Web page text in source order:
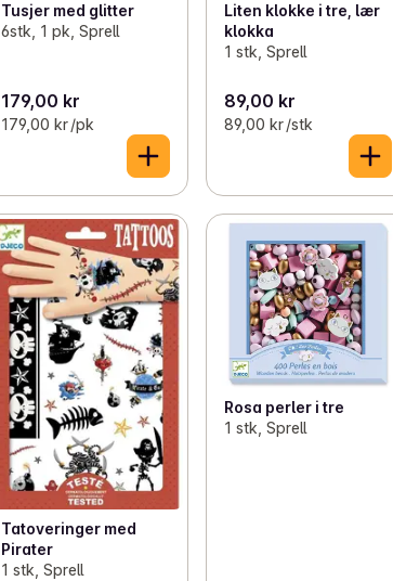
Tusjer med glitter
6stk, 1 pk, Sprell
179,00 kr
179,00 kr /pk
Liten klokke i tre, lær
klokka
1 stk, Sprell
89,00 kr
89,00 kr /stk
Tatoveringer med
Pirater
1 stk, Sprell
Rosa perler i tre
1 stk, Sprell